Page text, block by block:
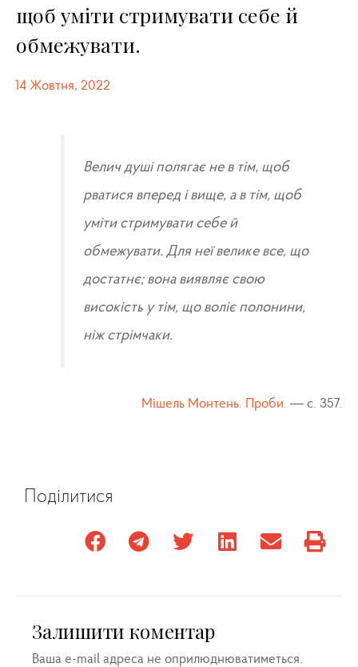
щоб уміти стримувати себе й
обмежувати.
14 Жовтня, 2022
Велич душі полягає не в тім, щоб
рватися вперед і вище, а в тім, щоб
уміти стримувати себе й
обмежувати. Для неї велике все, що
достатнє; вона виявляє свою
високість у тім, що воліє полонини,
ніж стрімчаки.
Мішель Монтень. Проби. — с. 357.
Поділитися
Залишити коментар
Ваша e-mail адреса не оприлюднюватиметься.